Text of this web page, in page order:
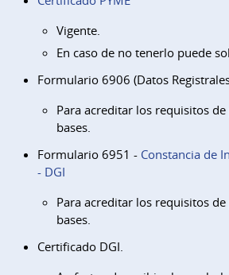
Vigente.
En caso de no tenerlo puede
Formulario 6906 (Datos
Para acreditar los requisitos
bases.
Formulario 6951 - Constancia de
- DGI
Para acreditar los requisitos
bases.
Certificado DGI.